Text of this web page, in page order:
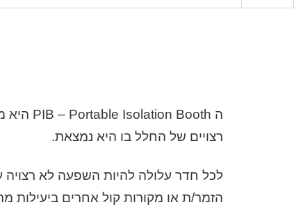
רצויים של החלל בו היא נמצאת.
הזמר/ת או מקורות קול אחרים